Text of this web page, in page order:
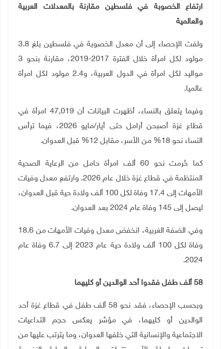
ارتفاع الخصوبة في فلسطين مقارنة بالمعدلات العربية
والعالمية
ولفت الإحصاء إلى أن معدل الخصوبة في فلسطين بلغ 3.8
مولود لكل امرأة خلال الفترة 2017-2019، مقارنة بنحو 3
مواليد لكل امرأة في الدول العربية، و2.4 مولود لكل امرأة
عالميا.
وفيما يتعلق بالنساء، أظهرت البيانات أن 47,019 امرأة في
قطاع غزة أصبحن أرامل حتى أيار/مايو 2026، فيما ترأس
النساء نحو 18% من الأسر، مقابل 12% قبل العدوان
.
كما حُرمت نحو 60 ألف امرأة حامل من الرعاية الصحية
المنتظمة في قطاع غزة خلال عام 2026. وارتفع معدل وفيات
الأمهات إلى 17.4 وفاة لكل 100 ألف ولادة حية قبل العدوان،
ليصل إلى 145 وفاة عام 2024 بعد العدوان
.
وفي الضفة الغربية، انخفض معدل وفيات الأمهات من 18.6
وفاة لكل 100 ألف ولادة حية عام 2023 إلى 6.7 وفاة عام
2024
.
58 ألف طفل فقدوا أحد الوالدين أو كليهما
وبحسب الإحصاء، فقد نحو 58 ألف طفل في قطاع غزة أحد
الوالدين أو كليهما، في مؤشر يعكس حجم التداعيات
الاجتماعية والإنسانية التي خلفها العدوان، وما يترتب عليها من